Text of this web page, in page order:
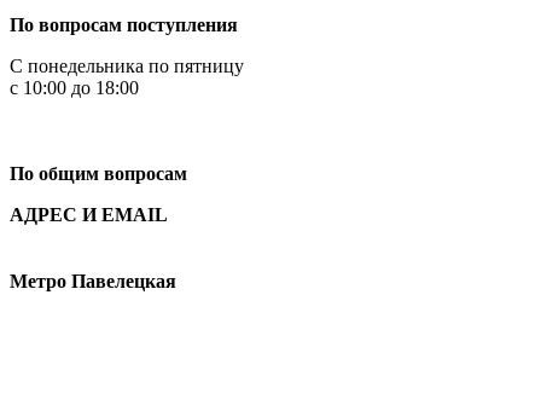
По вопросам поступления
С понедельника по пятницу
с 10:00 до 18:00
По общим вопросам
АДРЕС И EMAIL
Метро Павелецкая